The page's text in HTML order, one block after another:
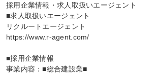
採用企業情報・求人取扱いエージェント
■求人取扱いエージェント
リクルートエージェント
https://www.r-agent.com/
■採用企業情報
事業内容：■総合建設業■